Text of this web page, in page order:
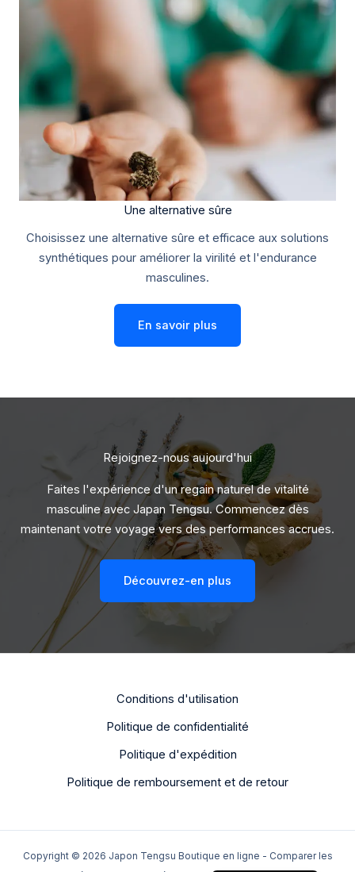
Une alternative sûre
Choisissez une alternative sûre et efficace aux solutions
synthétiques pour améliorer la virilité et l'endurance
masculines.
En savoir plus
Rejoignez-nous aujourd'hui
Faites l'expérience d'un regain naturel de vitalité
masculine avec Japan Tengsu. Commencez dès
maintenant votre voyage vers des performances accrues.
Découvrez-en plus
Conditions d'utilisation
Politique de confidentialité
Politique d'expédition
Politique de remboursement et de retour
Copyright © 2026 Japon Tengsu Boutique en ligne - Comparer les
English
Italian
Dutch